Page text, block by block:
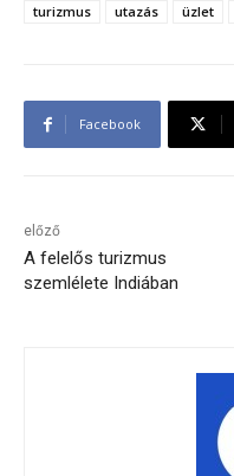
turizmus
utazás üzlet
Facebook
előző
A felelős turizmus
szemlélete Indiában